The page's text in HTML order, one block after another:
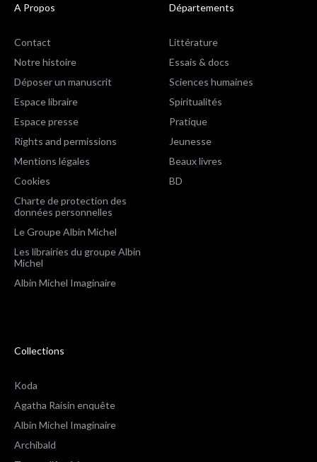
A Propos
Contact
Notre histoire
Déposer un manuscrit
Espace libraire
Espace presse
Rights and permissions
Mentions légales
Cookies
Charte de protection des
données personnelles
Le Groupe Albin Michel
Les librairies du groupe Albin
Michel
Albin Michel Imaginaire
Départements
Littérature
Essais & docs
Sciences humaines
Spiritualités
Pratique
Jeunesse
Beaux livres
BD
Collections
Koda
Agatha Raisin enquête
Albin Michel Imaginaire
Archibald